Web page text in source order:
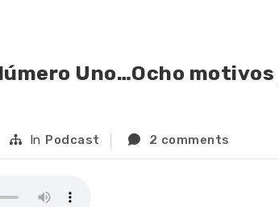
Uno…Ocho
In Podcast 2 comments